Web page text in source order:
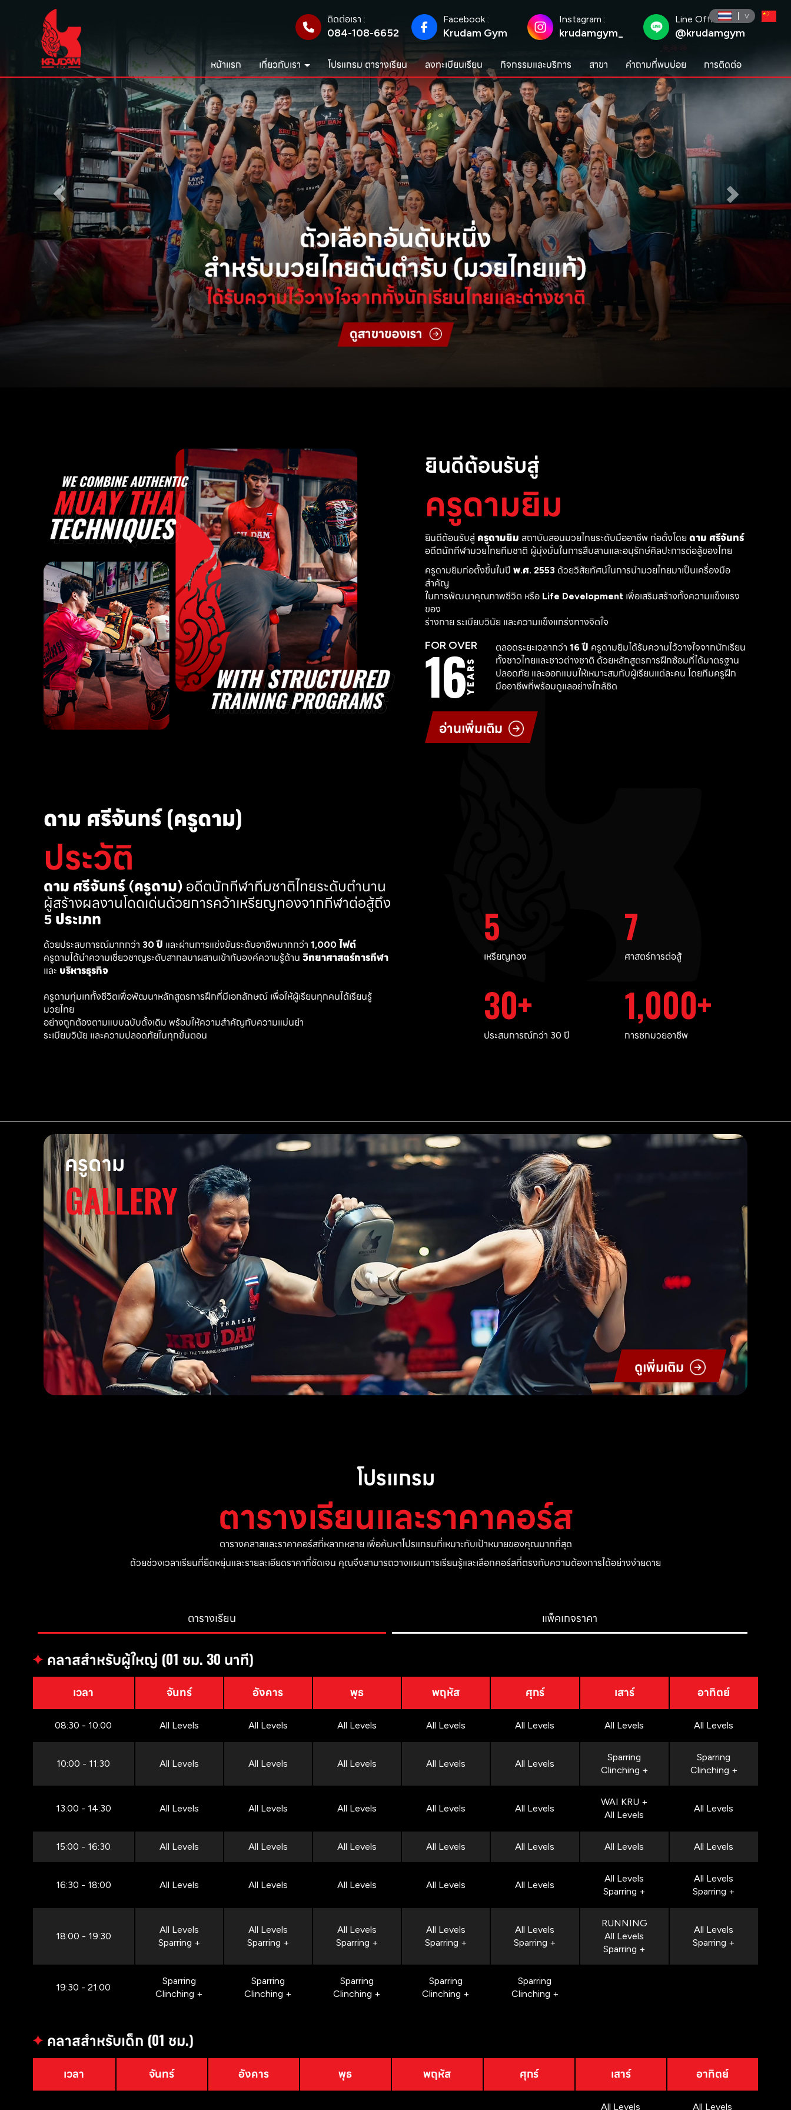
ติดต่อเรา :
084-108-6652
Facebook :
Krudam Gym
Instagram :
krudamgym_
Line Official :
@krudamgym
หน้าแรก เกี่ยวกับเรา โปรแกรม ตารางเรียน ลงทะเบียนเรียน กิจกรรมและบริการ สาขา คำถามที่พบบ่อย การติดต่อ
ยินดีต้อนรับสู่
ครูดามยิม
ยินดีต้อนรับสู่ ครูดามยิม สถาบันสอนมวยไทยระดับมืออาชีพ ก่อตั้งโดย ดาม ศรีจันทร์
อดีตนักกีฬามวยไทยทีมชาติ ผู้มุ่งมั่นในการสืบสานและอนุรักษ์ศิลปะการต่อสู้ของไทย
ครูดามยิมก่อตั้งขึ้นในปี พ.ศ. 2553 ด้วยวิสัยทัศน์ในการนำมวยไทยมาเป็นเครื่องมือ
สำคัญ
ในการพัฒนาคุณภาพชีวิต หรือ Life Development เพื่อเสริมสร้างทั้งความแข็งแรง
ของ
ร่างกาย ระเบียบวินัย และความแข็งแกร่งทางจิตใจ
FOR OVER
16YEARS
ตลอดระยะเวลากว่า 16 ปี ครูดามยิมได้รับความไว้วางใจจากนักเรียน
ทั้งชาวไทยและชาวต่างชาติ ด้วยหลักสูตรการฝึกซ้อมที่ได้มาตรฐาน
ปลอดภัย และออกแบบให้เหมาะสมกับผู้เรียนแต่ละคน โดยทีมครูฝึก
มืออาชีพที่พร้อมดูแลอย่างใกล้ชิด
อ่านเพิ่มเติม
ดาม ศรีจันทร์ (ครูดาม)
ประวัติ
ดาม ศรีจันทร์ (ครูดาม) อดีตนักกีฬาทีมชาติไทยระดับตำนาน
ผู้สร้างผลงานโดดเด่นด้วยการคว้าเหรียญทองจากกีฬาต่อสู้ถึง
5 ประเภท
ด้วยประสบการณ์มากกว่า 30 ปี และผ่านการแข่งขันระดับอาชีพมากกว่า 1,000 ไฟต์
ครูดามได้นำความเชี่ยวชาญระดับสากลมาผสานเข้ากับองค์ความรู้ด้าน วิทยาศาสตร์การกีฬา
และ บริหารธุรกิจ
ครูดามทุ่มเททั้งชีวิตเพื่อพัฒนาหลักสูตรการฝึกที่มีเอกลักษณ์ เพื่อให้ผู้เรียนทุกคนได้เรียนรู้
มวยไทย
อย่างถูกต้องตามแบบฉบับดั้งเดิม พร้อมให้ความสำคัญกับความแม่นยำ
ระเบียบวินัย และความปลอดภัยในทุกขั้นตอน
5
เหรียญทอง
7
ศาสตร์การต่อสู้
30
ประสบการณ์กว่า 30 ปี
1,000
การชกมวยอาชีพ
ครูดาม
GALLERY
ดูเพิ่มเติม
โปรแกรม
ตารางเรียนและราคาคอร์ส
ตารางคลาสและราคาคอร์สที่หลากหลาย เพื่อค้นหาโปรแกรมที่เหมาะกับเป้าหมายของคุณมากที่สุด
ด้วยช่วงเวลาเรียนที่ยืดหยุ่นและรายละเอียดราคาที่ชัดเจน คุณจึงสามารถวางแผนการเรียนรู้และเลือกคอร์สที่ตรงกับความต้องการได้อย่างง่ายดาย
ตารางเรียน แพ็คเกจราคา
✦คลาสสำหรับผู้ใหญ่ (01 ชม. 30 นาที)
เวลา จันทร์ อังคาร พุธ พฤหัส ศุกร์ เสาร์ อาทิตย์
08:30 - 10:00 All Levels All Levels All Levels All Levels All Levels All Levels All Levels
10:00 - 11:30 All Levels All Levels All Levels All Levels All Levels
Sparring
Clinching +
Sparring
Clinching +
13:00 - 14:30 All Levels All Levels All Levels All Levels All Levels
WAI KRU +
All Levels
All Levels
15:00 - 16:30 All Levels All Levels All Levels All Levels All Levels All Levels All Levels
16:30 - 18:00 All Levels All Levels All Levels All Levels All Levels
All Levels
Sparring +
All Levels
Sparring +
18:00 - 19:30
All Levels
Sparring +
All Levels
Sparring +
All Levels
Sparring +
All Levels
Sparring +
All Levels
Sparring +
RUNNING
All Levels
Sparring +
All Levels
Sparring +
19:30 - 21:00
Sparring
Clinching +
Sparring
Clinching +
Sparring
Clinching +
Sparring
Clinching +
Sparring
Clinching +
✦คลาสสำหรับเด็ก (01 ชม.)
เวลา จันทร์ อังคาร พุธ พฤหัส ศุกร์ เสาร์ อาทิตย์
All Levels All Levels